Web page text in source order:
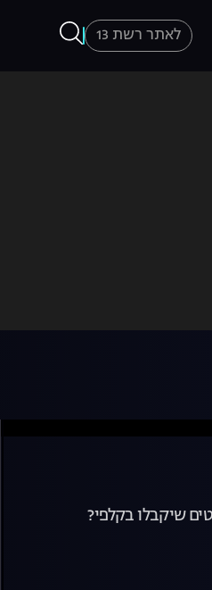
לאתר רשת 13
שיקבלו בקלפי?